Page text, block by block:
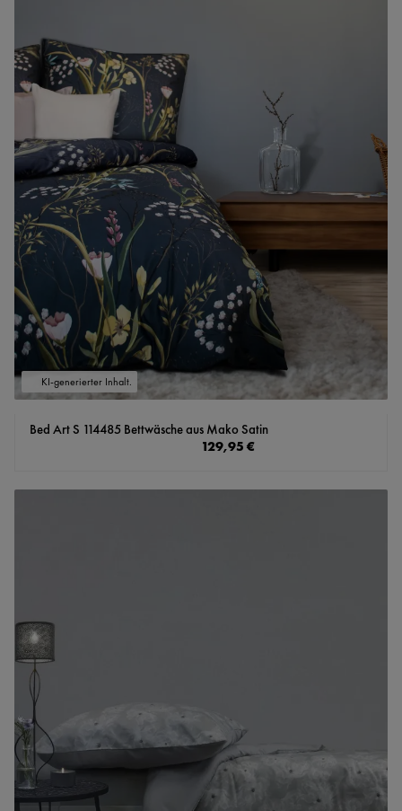
KI-generierter Inhalt.
Bed Art S 114485 Bettwäsche aus Mako Satin
Regulärer Preis:
129,95 €